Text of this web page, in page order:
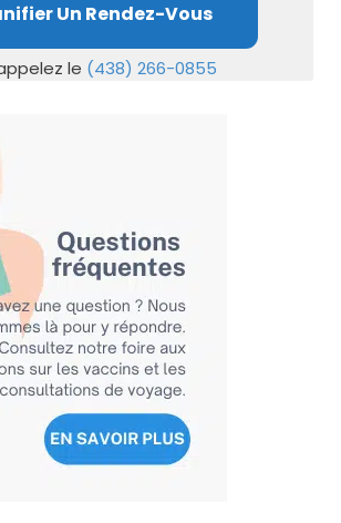
Un Rendez-Vous
le (438) 266-0855